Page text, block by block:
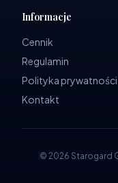
Informacje
Cennik
Regulamin
Polityka prywatności
Kontakt
© 2026 Starogard